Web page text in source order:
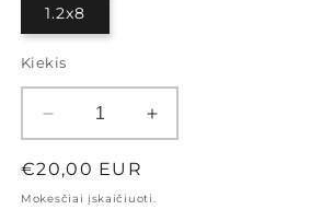
1.2x8
Kiekis
Sumažinti
Žiedelis
su
širdies
Padidinti
Žiedelis
širdies
Įprasta
kaina
€20,00 EUR
Mokesčiai įskaičiuoti.